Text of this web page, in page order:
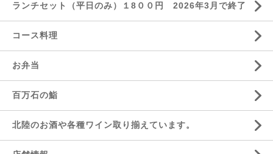
ランチセット（平日のみ）１8００円 2026年3月で終了
コース料理
お弁当
百万石の鮨
北陸のお酒や各種ワイン取り揃えています。